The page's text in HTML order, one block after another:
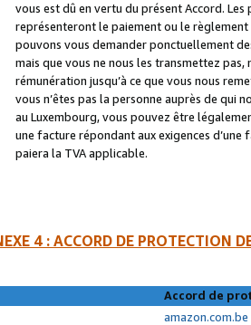
vous est dû en vertu du présent Accord.
représenteront le paiement ou le
pouvons vous demander ponctuellement
mais que vous ne nous les transmettez
rémunération jusqu’à ce que vous nous
vous n’êtes pas la personne auprès de qui
au Luxembourg, vous pouvez être
une facture répondant aux exigences
paiera la TVA applicable.
4 : ACCORD DE PROTECTION
Accord de